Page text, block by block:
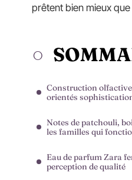
prêtent bien mieux que
Construction
orientés
Notes de patchouli,
les familles qui
Eau de parfum Zara
perception de qualité